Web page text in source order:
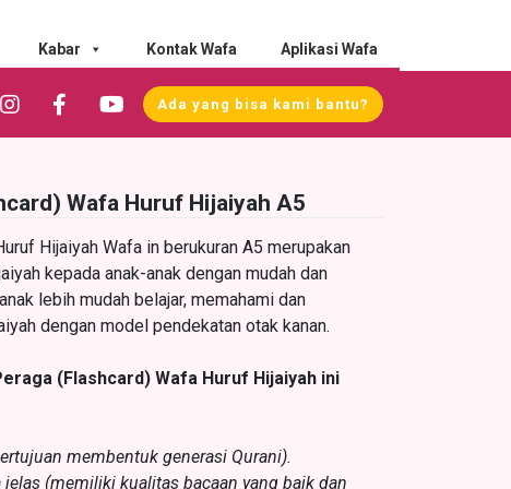
Kabar Kontak Wafa Aplikasi Wafa
Ada yang bisa kami bantu?
Wafa Huruf Hijaiyah A5
Hijaiyah Wafa in berukuran A5 merupakan
kepada anak-anak dengan mudah dan
lebih mudah belajar, memahami dan
dengan model pendekatan otak kanan.
(Flashcard) Wafa Huruf Hijaiyah ini
membentuk generasi Qurani).
(memiliki kualitas bacaan yang baik dan